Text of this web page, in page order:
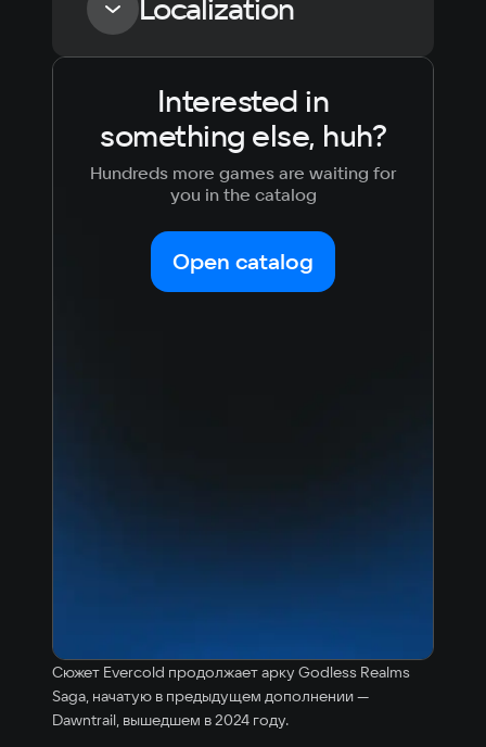
Localization
Language
Russian
Simplified
Chinese
Korean
Japanese
Text Voiceover
Interested in
something else, huh?
Hundreds more games are waiting for
you in the catalog
Open catalog
Сюжет Evercold продолжает арку Godless Realms
Saga, начатую в предыдущем дополнении —
Dawntrail, вышедшем в 2024 году.